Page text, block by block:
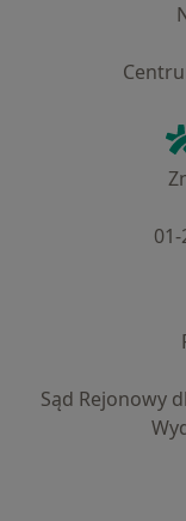
Sąd Rejonowy